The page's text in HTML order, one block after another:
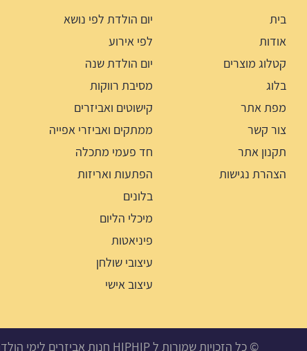
בית
אודות
קטלוג מוצרים
בלוג
מפת אתר
צור קשר
תקנון אתר
הצהרת נגישות
יום הולדת לפי נושא
לפי אירוע
יום הולדת שנה
מסיבת רווקות
קישוטים ואביזרים
ממתקים ואביזרי אפייה
חד פעמי מתכלה
הפתעות ואריזות
בלונים
מיכלי הליום
פיניאטות
עיצובי שולחן
עיצוב אישי
© כל הזכויות שמורות ל HIPHIP חנות אביזרים לימי הולדת, מסיבות ואירועים